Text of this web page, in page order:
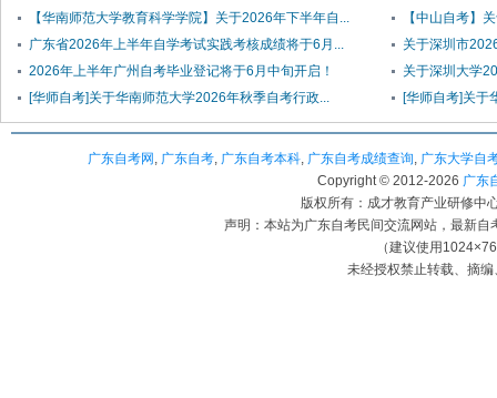
【华南师范大学教育科学学院】关于2026年下半年自...
【中山自考】
广东省2026年上半年自学考试实践考核成绩将于6月...
关于深圳市
2026年上半年广州自考毕业登记将于6月中旬开启！
关于深圳大学
[华师自考]关于华南师范大学2026年秋季自考行政...
[华师自考]关于
广东自考网 , 广东自考, 广东自考本科, 广东自考成绩查询, 广东大学自
Copyright © 2012-2026 广东
版权所有：成才教育产业研修中
声明：本站为广东自考民间交流网站，最新
（建议使用
未经授权禁止转载、摘